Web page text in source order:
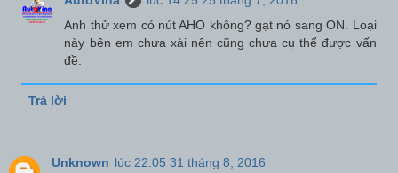
Anh thử xem có nút AHO không? gạt nó sang ON. Loại
này bên em chưa xài nên cũng chưa cụ thể được vấn
đề.
Trả lời
Unknown lúc 22:05 31 tháng 8, 2016